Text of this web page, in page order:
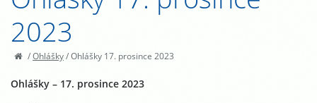
2023
/Ohlášky/Ohlášky 17. prosince 2023
Ohlášky – 17. prosince 2023